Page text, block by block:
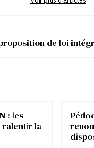
de loi
: les
ralentir la